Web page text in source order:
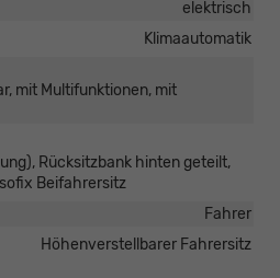
elektrisch
Klimaautomatik
mit Multifunktionen, mit
Rücksitzbank hinten geteilt,
Beifahrersitz
Fahrer
Höhenverstellbarer Fahrersitz